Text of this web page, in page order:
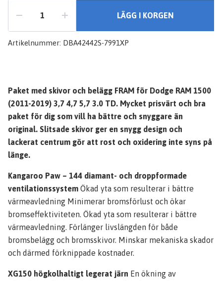
LÄGG I KORGEN
Artikelnummer: DBA42442S-7991XP
Paket med skivor och belägg FRAM för Dodge RAM 1500
(2011-2019) 3,7 4,7 5,7 3.0 TD. Mycket prisvärt och bra
paket för dig som vill ha bättre och snyggare än
original. Slitsade skivor ger en snygg design och
lackerat centrum gör att rost och oxidering inte syns på
länge.
Kangaroo Paw – 144 diamant- och droppformade
ventilationssystem Ökad yta som resulterar i bättre
värmeavledning Minimerar bromsförlust och ökar
bromseffektiviteten. Ökad yta som resulterar i bättre
värmeavledning. Förlänger livslängden för både
bromsbelägg och bromsskivor. Minskar mekaniska skador
och därmed förknippade kostnader.
XG150 högkolhaltigt legerat järn En ökning av